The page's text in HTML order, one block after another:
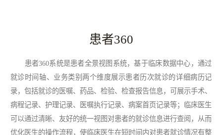
患者360
患者360系统是患者全景视图系统，基于临床数据中心，通过
就诊时间轴、业务类别两个维度展示患者历次就诊的详细病历记
录，包括就诊的医嘱、药品、检验、检查报告信息，可展示手术、
病程记录、护理记录、医嘱执行记录、病案首页记录等；临床医生
可以通过清晰、友好的统一视图对患者的就诊信息进行查阅，从而
优化医生的操作流程，使临床医生在短时间内对患者就诊情况有整